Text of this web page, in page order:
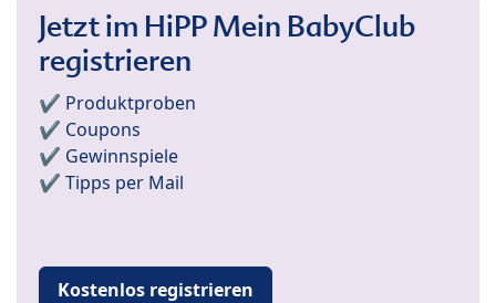
Jetzt im HiPP Mein BabyClub
registrieren
✔️ Produktproben
✔️ Coupons
✔️ Gewinnspiele
✔️ Tipps per Mail
Kostenlos registrieren